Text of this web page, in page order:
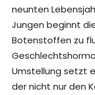
neunten
Jungen beginnt
Botenstoffen zu
Umstellung setzt
der nicht nur den